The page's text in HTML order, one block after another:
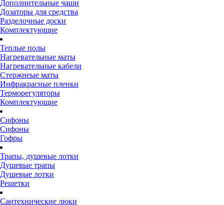
Дополнительные чаши
Дозаторы для средства
Разделочные доски
Комплектующие
Теплые полы
Нагревательные маты
Нагревательные кабели
Стержнеые маты
Инфракрасные пленки
Терморегуляторы
Комплектующие
Сифоны
Сифоны
Гофры
Трапы, душевые лотки
Душевые трапы
Душевые лотки
Решетки
Сантехнические люки